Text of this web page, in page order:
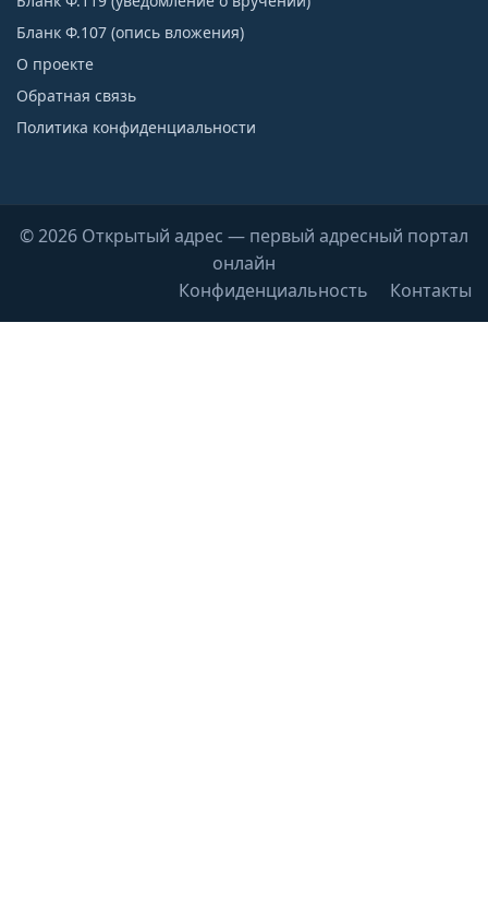
Бланк Ф.107 (опись вложения)
О проекте
Обратная связь
Политика конфиденциальности
© 2026 Открытый адрес — первый адресный портал
онлайн
Конфиденциальность
Контакты